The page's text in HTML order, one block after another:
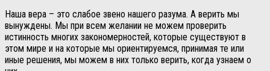
Наша вера – это слабое звено нашего разума. А верить мы
вынуждены. Мы при всем желании не можем проверить
истинность многих закономерностей, которые существуют в
этом мире и на которые мы ориентируемся, принимая те или
иные решения, мы можем в них только верить, когда узнаем о